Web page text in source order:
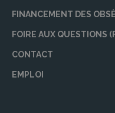
FINANCEMENT DES
FOIRE AUX QUESTIONS
CONTACT
EMPLOI